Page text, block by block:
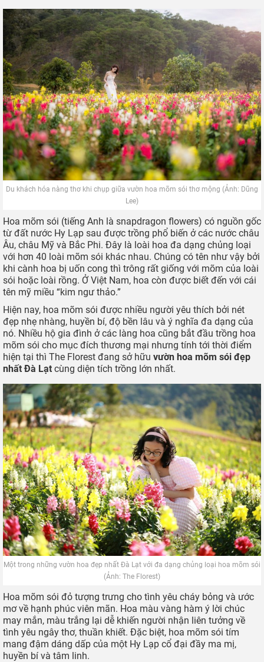
Du khách hóa nàng thơ khi chụp giữa vườn hoa mõm sói thơ mộng (Ảnh: Dũng
Lee)
Hoa mõm sói (tiếng Anh là snapdragon flowers) có nguồn gốc
từ đất nước Hy Lạp sau được trồng phổ biến ở các nước châu
Âu, châu Mỹ và Bắc Phi. Đây là loài hoa đa dạng chủng loại
với hơn 40 loài mõm sói khác nhau. Chúng có tên như vậy bởi
khi cành hoa bị uốn cong thì trông rất giống với mõm của loài
sói hoặc loài rồng. Ở Việt Nam, hoa còn được biết đến với cái
tên mỹ miều “kim ngư thảo.”
Hiện nay, hoa mõm sói được nhiều người yêu thích bởi nét
đẹp nhẹ nhàng, huyền bí, độ bền lâu và ý nghĩa đa dạng của
nó. Nhiều hộ gia đình ở các làng hoa cũng bắt đầu trồng hoa
mõm sói cho mục đích thương mại nhưng tính tới thời điểm
hiện tại thì The Florest đang sở hữu vườn hoa mõm sói đẹp
nhất Đà Lạt cùng diện tích trồng lớn nhất.
Một trong những vườn hoa đẹp nhất Đà Lạt với đa dạng chủng loại hoa mõm sói
(Ảnh: The Florest)
Hoa mõm sói đỏ tượng trưng cho tình yêu cháy bỏng và ước
mơ về hạnh phúc viên mãn. Hoa màu vàng hàm ý lời chúc
may mắn, màu trắng lại dễ khiến người nhận liên tưởng về
tình yêu ngây thơ, thuần khiết. Đặc biệt, hoa mõm sói tím
mang đậm dáng dấp của một Hy Lạp cổ đại đầy ma mị,
huyền bí và tâm linh.